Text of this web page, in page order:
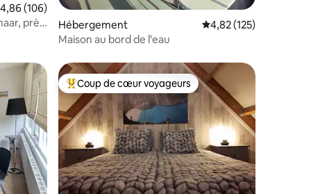
: 4,85 sur 5
moyenne sur la base de 106 commentaires : 4,86 sur 5
4,86 (106)
près
Hébergement Évaluation moyenne
4,82 (125)
Maison au bord de l'eau
appréciés Coups de cœur voyageurs les plus appréciés
Coup de cœur voyageurs